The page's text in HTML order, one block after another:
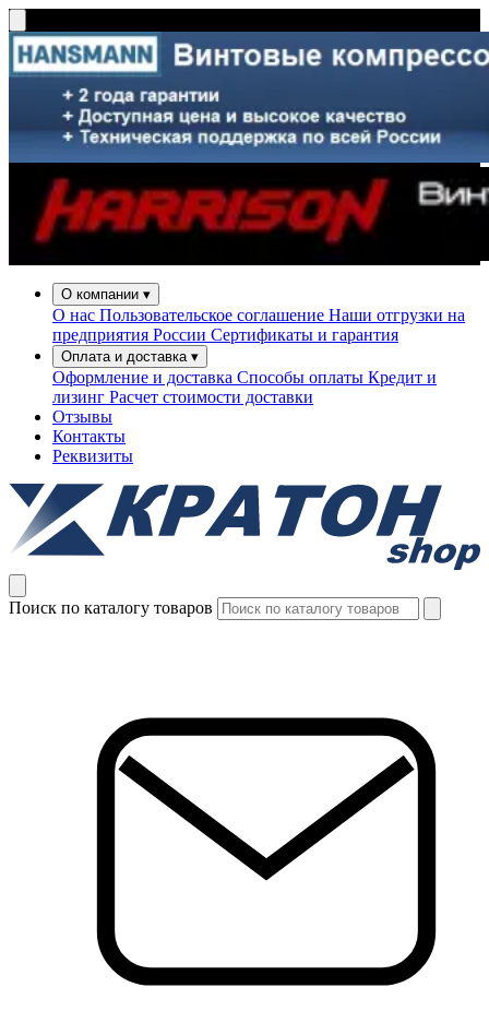
О компании ▾
О нас Пользовательское соглашение Наши отгрузки на
предприятия России Сертификаты и гарантия
Оплата и доставка ▾
Оформление и доставка Способы оплаты Кредит и
лизинг Расчет стоимости доставки
Отзывы
Контакты
Реквизиты
Поиск по каталогу товаров